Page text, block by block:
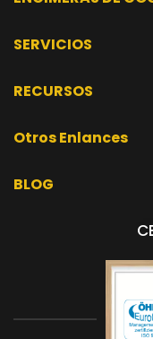
SERVICIOS
RECURSOS
Otros Enlances
BLOG